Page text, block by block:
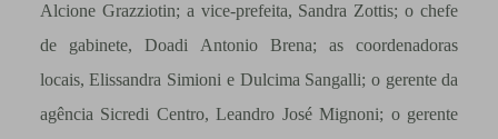
Alcione Grazziotin; a vice-prefeita, Sandra Zottis; o chefe
de gabinete, Doadi Antonio Brena; as coordenadoras
locais, Elissandra Simioni e Dulcima Sangalli; o gerente da
agência Sicredi Centro, Leandro José Mignoni; o gerente